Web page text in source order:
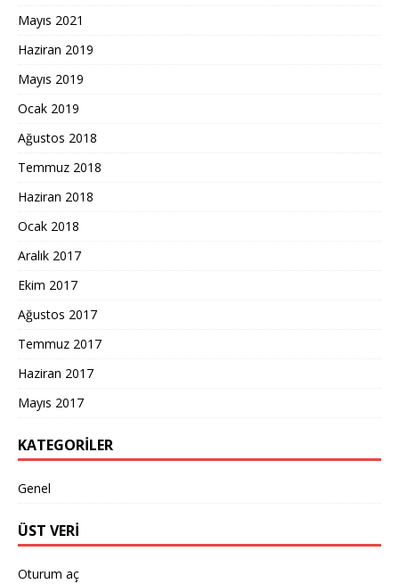
Mayıs 2021
Haziran 2019
Mayıs 2019
Ocak 2019
Ağustos 2018
Temmuz 2018
Haziran 2018
Ocak 2018
Aralık 2017
Ekim 2017
Ağustos 2017
Temmuz 2017
Haziran 2017
Mayıs 2017
KATEGORILER
Genel
ÜST VERI
Oturum aç